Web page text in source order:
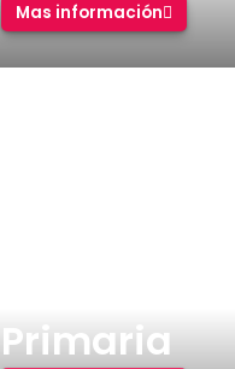
Mas información
Primaria